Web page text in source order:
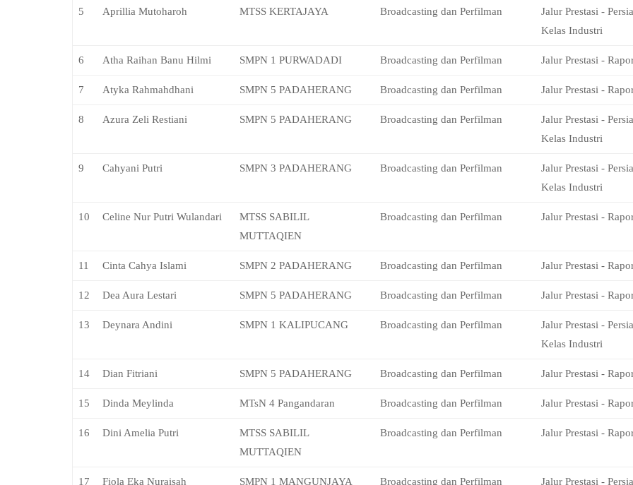
5 Aprillia Mutoharoh MTSS KERTAJAYA Broadcasting dan Perfilman
Jalur Prestasi -
Kelas Industri
6 Atha Raihan Banu Hilmi SMPN 1 PURWADADI Broadcasting dan Perfilman Jalur Prestasi -
7 Atyka Rahmahdhani SMPN 5 PADAHERANG Broadcasting dan Perfilman Jalur Prestasi -
8 Azura Zeli Restiani SMPN 5 PADAHERANG Broadcasting dan Perfilman
Jalur Prestasi -
Kelas Industri
9 Cahyani Putri SMPN 3 PADAHERANG Broadcasting dan Perfilman
Jalur Prestasi -
Kelas Industri
10 Celine Nur Putri Wulandari
MTSS SABILIL
MUTTAQIEN
Broadcasting dan Perfilman Jalur Prestasi -
11 Cinta Cahya Islami SMPN 2 PADAHERANG Broadcasting dan Perfilman Jalur Prestasi -
12 Dea Aura Lestari SMPN 5 PADAHERANG Broadcasting dan Perfilman Jalur Prestasi -
13 Deynara Andini SMPN 1 KALIPUCANG Broadcasting dan Perfilman
Jalur Prestasi -
Kelas Industri
14 Dian Fitriani SMPN 5 PADAHERANG Broadcasting dan Perfilman Jalur Prestasi -
15 Dinda Meylinda MTsN 4 Pangandaran Broadcasting dan Perfilman Jalur Prestasi -
16 Dini Amelia Putri
MTSS SABILIL
MUTTAQIEN
Broadcasting dan Perfilman Jalur Prestasi -
17 Fiola Eka Nuraisah SMPN 1 MANGUNJAYA Broadcasting dan Perfilman
Jalur Prestasi -